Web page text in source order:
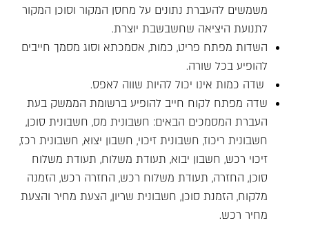
משמשים להעברת נתונים על מחסן המקור וסוכן המקור
לתנועת היציאה שחשבשבת יוצרת.
השדות מפתח פריט, כמות, אסמכתא וסוג מסמך חייבים
להופיע בכל שורה.
שדה כמות אינו יכול להיות שווה לאפס.
שדה מפתח לקוח חייב להופיע ברשומת הממשק בעת
העברת המסמכים הבאים: חשבונית מס, חשבונית סוכן,
חשבונית ריכוז, חשבונית זיכוי, חשבון יצוא, חשבונית רכז,
זיכוי רכש, חשבון יבוא, תעודת משלוח, תעודת משלוח
סוכן, החזרה, תעודת משלוח רכש, החזרה רכש, הזמנה
מלקוח, הזמנת סוכן, חשבונית שריון, הצעת מחיר והצעת
מחיר רכש.